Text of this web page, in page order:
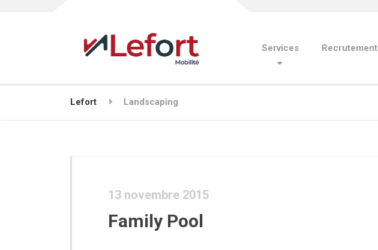
Services Recrutement
Lefort Landscaping
13 novembre 2015
Family Pool